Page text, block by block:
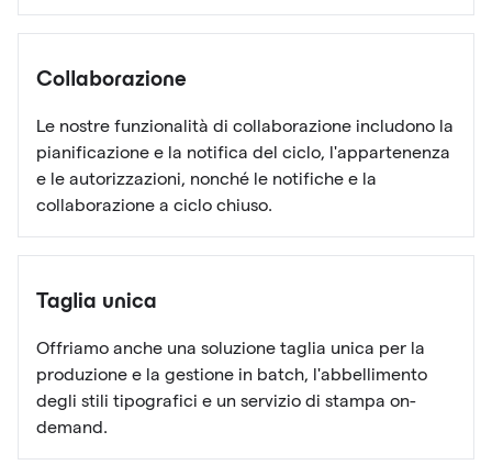
Collaborazione
Le nostre funzionalità di collaborazione includono la
pianificazione e la notifica del ciclo, l'appartenenza
e le autorizzazioni, nonché le notifiche e la
collaborazione a ciclo chiuso.
Taglia unica
Offriamo anche una soluzione taglia unica per la
produzione e la gestione in batch, l'abbellimento
degli stili tipografici e un servizio di stampa on-
demand.